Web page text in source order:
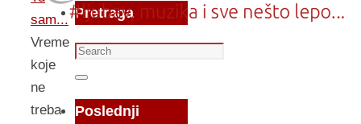
sam...
Vreme
koje
ne
treba
Pretraga
Search
for:
Search
Poslednji